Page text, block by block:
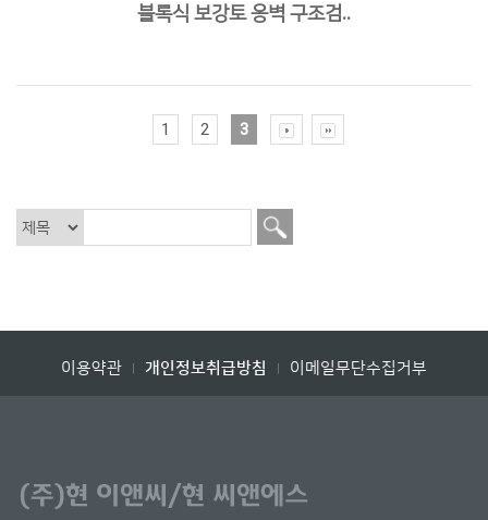
블록식 보강토 옹벽 구조검..
1 2 3
이용약관 | 개인정보취급방침 | 이메일무단수집거부